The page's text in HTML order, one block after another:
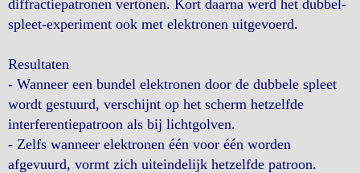
diffractiepatronen vertonen. Kort daarna werd het dubbel-
spleet-experiment ook met elektronen uitgevoerd.
Resultaten
- Wanneer een bundel elektronen door de dubbele spleet
wordt gestuurd, verschijnt op het scherm hetzelfde
interferentiepatroon als bij lichtgolven.
- Zelfs wanneer elektronen één voor één worden
afgevuurd, vormt zich uiteindelijk hetzelfde patroon.